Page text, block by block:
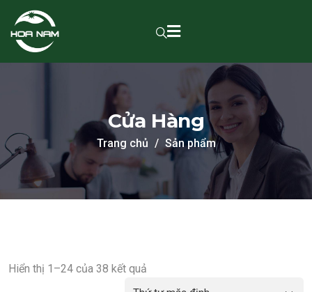
Cửa Hàng
Trang chủ Sản phẩm
Hiển thị 1–24 của 38 kết quả